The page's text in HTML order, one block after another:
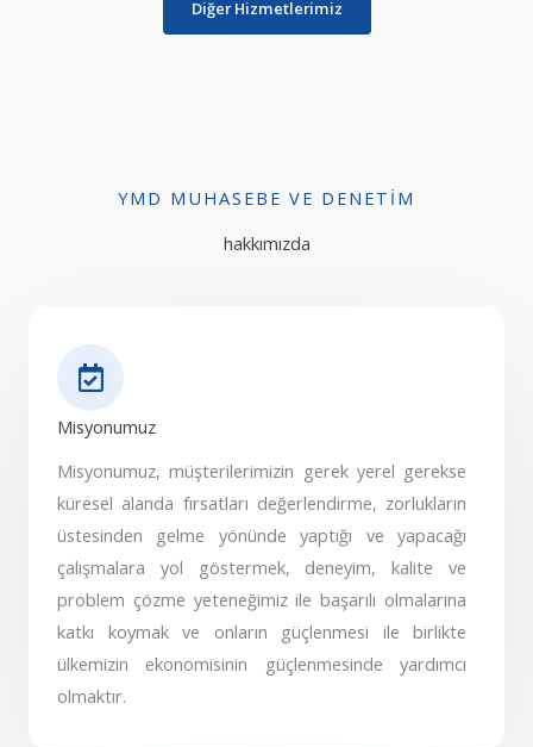
Diğer Hizmetlerimiz
YMD MUHASEBE VE DENETIM
hakkımızda
Misyonumuz
Misyonumuz, müşterilerimizin gerek yerel gerekse
küresel alanda fırsatları değerlendirme, zorlukların
üstesinden gelme yönünde yaptığı ve yapacağı
çalışmalara yol göstermek, deneyim, kalite ve
problem çözme yeteneğimiz ile başarılı olmalarına
katkı koymak ve onların güçlenmesi ile birlikte
ülkemizin ekonomisinin güçlenmesinde yardımcı
olmaktır.